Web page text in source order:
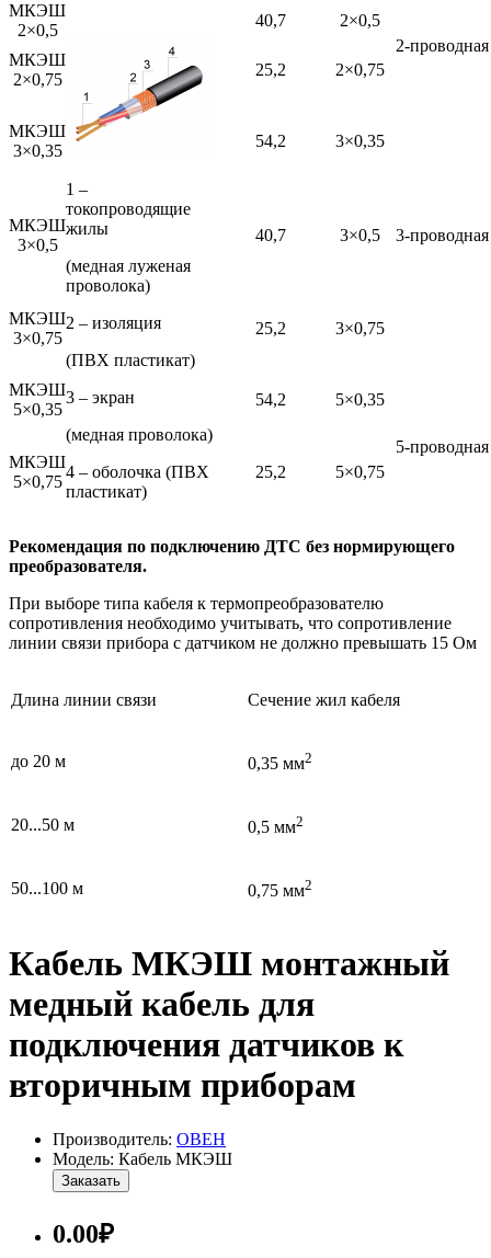
МКЭШ
2×0,5
1 –
токопроводящие
жилы
(медная луженая
проволока)
2 – изоляция
(ПВХ пластикат)
3 – экран
(медная проволока)
4 – оболочка (ПВХ
пластикат)
40,7
2×0,5
2-проводная
МКЭШ
2×0,75
25,2 2×0,75
МКЭШ
3×0,35
54,2 3×0,35
3-проводная
МКЭШ
3×0,5
40,7 3×0,5
МКЭШ
3×0,75
25,2 3×0,75
МКЭШ
5×0,35
54,2 5×0,35
5-проводная
МКЭШ
5×0,75
25,2 5×0,75
Рекомендация по подключению ДТС без нормирующего
преобразователя.
При выборе типа кабеля к термопреобразователю
сопротивления необходимо учитывать, что сопротивление
линии связи прибора с датчиком не должно превышать 15 Ом
Длина линии связи Сечение жил кабеля
до 20 м 0,35 мм2
20...50 м 0,5 мм2
50...100 м 0,75 мм2
Кабель МКЭШ монтажный
медный кабель для
подключения датчиков к
вторичным приборам
Производитель: ОВЕН
Модель: Кабель МКЭШ
Заказать
0.00₽